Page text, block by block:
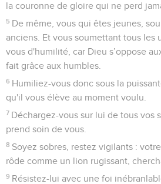
la couronne de gloire qui ne perd
5 De même, vous qui êtes jeunes,
anciens. Et vous soumettant tous les
vous d'humilité, car Dieu s’oppose
fait grâce aux humbles.
6 Humiliez-vous donc sous la
qu'il vous élève au moment voulu.
7 Déchargez-vous sur lui de tous vos
prend soin de vous.
8 Soyez sobres, restez vigilants :
rôde comme un lion rugissant,
9 Résistez-lui avec une foi